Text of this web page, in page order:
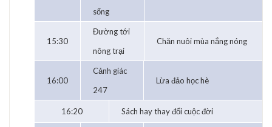
sống
15:30
Đường tới
nông trại
Chăn nuôi mùa nắng nóng
16:00
Cảnh giác
247
Lừa đảo học hè
16:20 Sách hay thay đổi cuộc đời